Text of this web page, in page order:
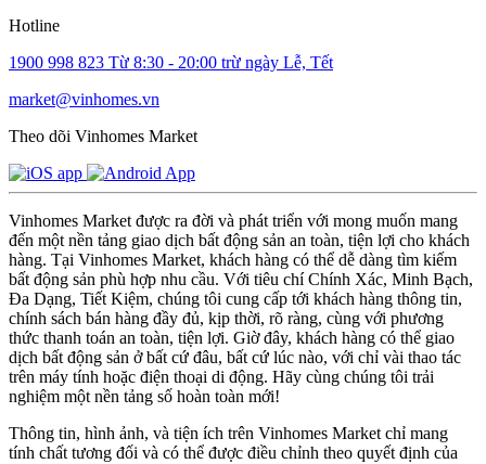
Hotline
1900 998 823 Từ 8:30 - 20:00 trừ ngày Lễ, Tết
market@vinhomes.vn
Theo dõi Vinhomes Market
Vinhomes Market được ra đời và phát triển với mong muốn mang
đến một nền tảng giao dịch bất động sản an toàn, tiện lợi cho khách
hàng. Tại Vinhomes Market, khách hàng có thể dễ dàng tìm kiếm
bất động sản phù hợp nhu cầu. Với tiêu chí Chính Xác, Minh Bạch,
Đa Dạng, Tiết Kiệm, chúng tôi cung cấp tới khách hàng thông tin,
chính sách bán hàng đầy đủ, kịp thời, rõ ràng, cùng với phương
thức thanh toán an toàn, tiện lợi. Giờ đây, khách hàng có thể giao
dịch bất động sản ở bất cứ đâu, bất cứ lúc nào, với chỉ vài thao tác
trên máy tính hoặc điện thoại di động. Hãy cùng chúng tôi trải
nghiệm một nền tảng số hoàn toàn mới!
Thông tin, hình ảnh, và tiện ích trên Vinhomes Market chỉ mang
tính chất tương đối và có thể được điều chỉnh theo quyết định của